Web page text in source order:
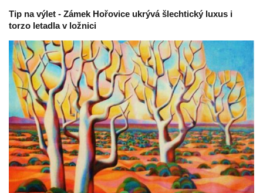
Tip na výlet - Zámek Hořovice ukrývá šlechtický luxus i
torzo letadla v ložnici